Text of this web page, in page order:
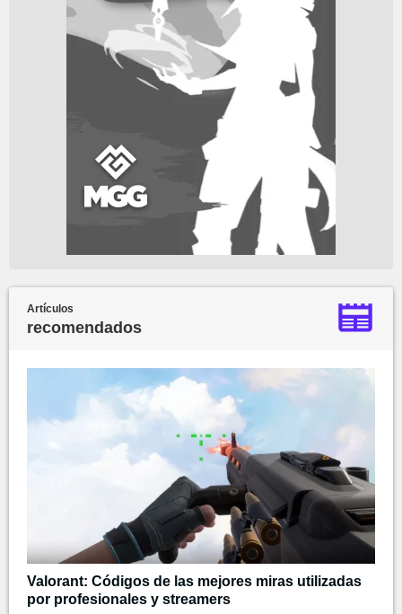
Artículos
recomendados
Valorant: Códigos de las mejores miras utilizadas
por profesionales y streamers